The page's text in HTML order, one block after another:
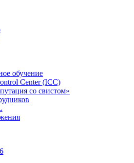
обучение
Center (ICC)
со свистом»